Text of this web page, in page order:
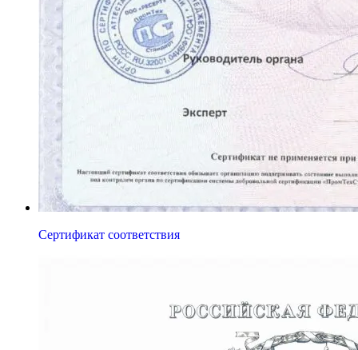
Сертификат соответствия